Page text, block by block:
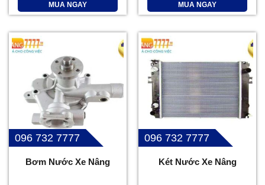
MUA NGAY MUA NGAY
096 732 7777
Bơm Nước Xe Nâng
096 732 7777
Két Nước Xe Nâng